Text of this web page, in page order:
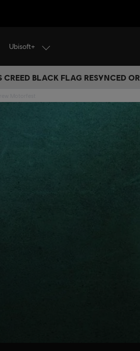
Ubisoft+
CREED BLACK FLAG RESYNCED